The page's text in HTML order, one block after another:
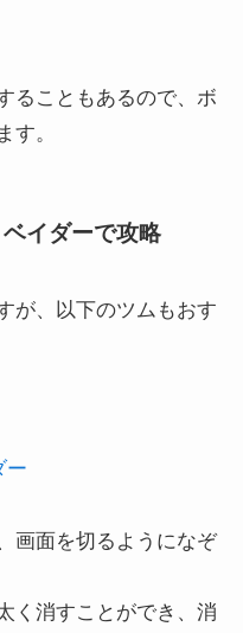
ることもあるので、ボ
す。
イダーで攻略
が、以下のツムもおす
ー
画面を切るようになぞ
く消すことができ、消